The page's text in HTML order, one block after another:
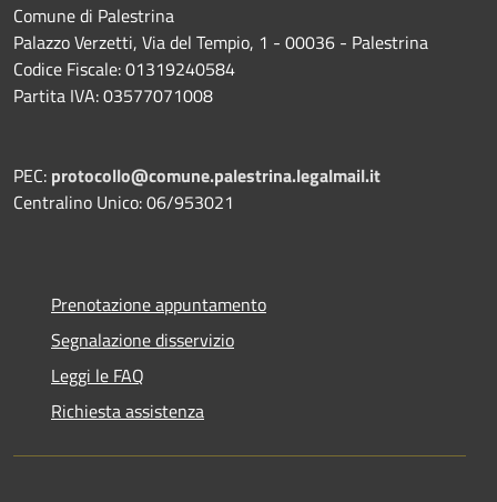
Comune di Palestrina
Palazzo Verzetti, Via del Tempio, 1 - 00036 - Palestrina
Codice Fiscale: 01319240584
Partita IVA: 03577071008
PEC: protocollo@comune.palestrina.legalmail.it
Centralino Unico: 06/953021
Prenotazione appuntamento
Segnalazione disservizio
Leggi le FAQ
Richiesta assistenza